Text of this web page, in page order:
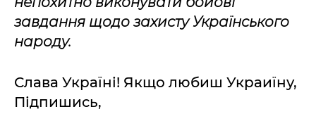
завдання щодо захисту Українського
народу.
Слава Україні! Якщо любиш Украиїну,
Підпишись,